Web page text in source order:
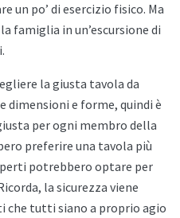
un po’ di esercizio fisico. Ma
famiglia in un’escursione di
la giusta tavola da
dimensioni e forme, quindi è
per ogni membro della
preferire una tavola più
potrebbero optare per
la sicurezza viene
che tutti siano a proprio agio